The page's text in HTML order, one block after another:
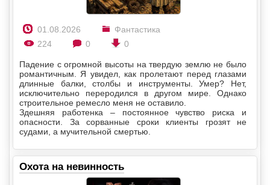
01.08.2026
Фантастика
224
0 0
Падение с огромной высоты на твердую землю не было
романтичным. Я увидел, как пролетают перед глазами
длинные балки, столбы и инструменты. Умер? Нет,
исключительно переродился в другом мире. Однако
строительное ремесло меня не оставило.
Здешняя работенка – постоянное чувство риска и
опасности. За сорванные сроки клиенты грозят не
судами, а мучительной смертью.
Охота на невинность